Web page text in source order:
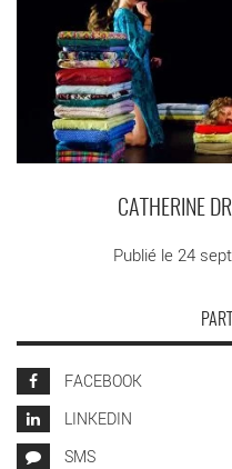
CATHERINE
Publié le 24
FACEBOOK
LINKEDIN
SMS